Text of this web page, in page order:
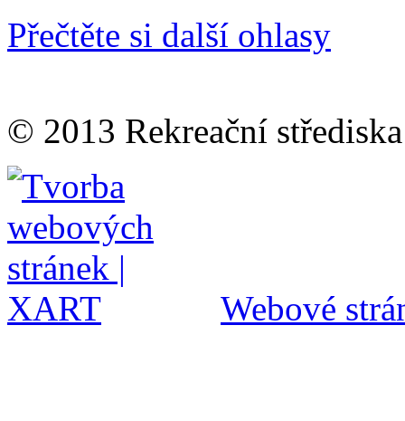
Přečtěte si další ohlasy
© 2013 Rekreační
Webové